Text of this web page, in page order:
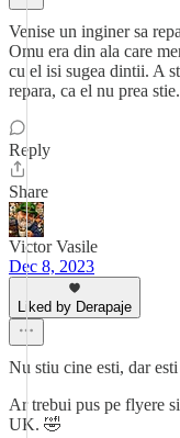
Venise un inginer sa
Omu era din ala care
cu el isi sugea dintii. A
repara, ca el nu prea stie.
Reply
Share
Victor Vasile
Dec 8, 2023
Liked by Derapaje
Nu stiu cine esti, dar
Ar trebui pus pe flyere
UK. 🤣